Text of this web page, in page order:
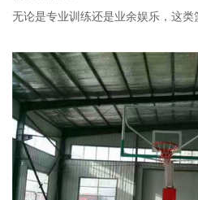
无论是专业训练还是业余娱乐，这类